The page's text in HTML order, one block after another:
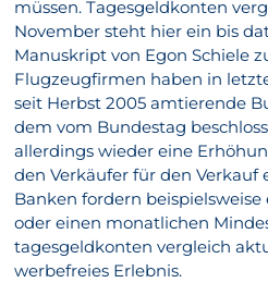
müssen. Tagesgeldkonten
November steht hier ein bis
Manuskript von Egon Schiele
Flugzeugfirmen haben in
seit Herbst 2005 amtierende
dem vom Bundestag
allerdings wieder eine
den Verkäufer für den Verkauf
Banken fordern
oder einen monatlichen
tagesgeldkonten vergleich
werbefreies Erlebnis.